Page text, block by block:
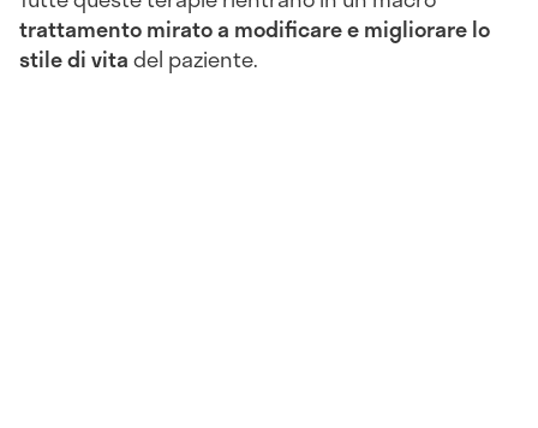
trattamento mirato a modificare e migliorare lo
stile di vitadel paziente.